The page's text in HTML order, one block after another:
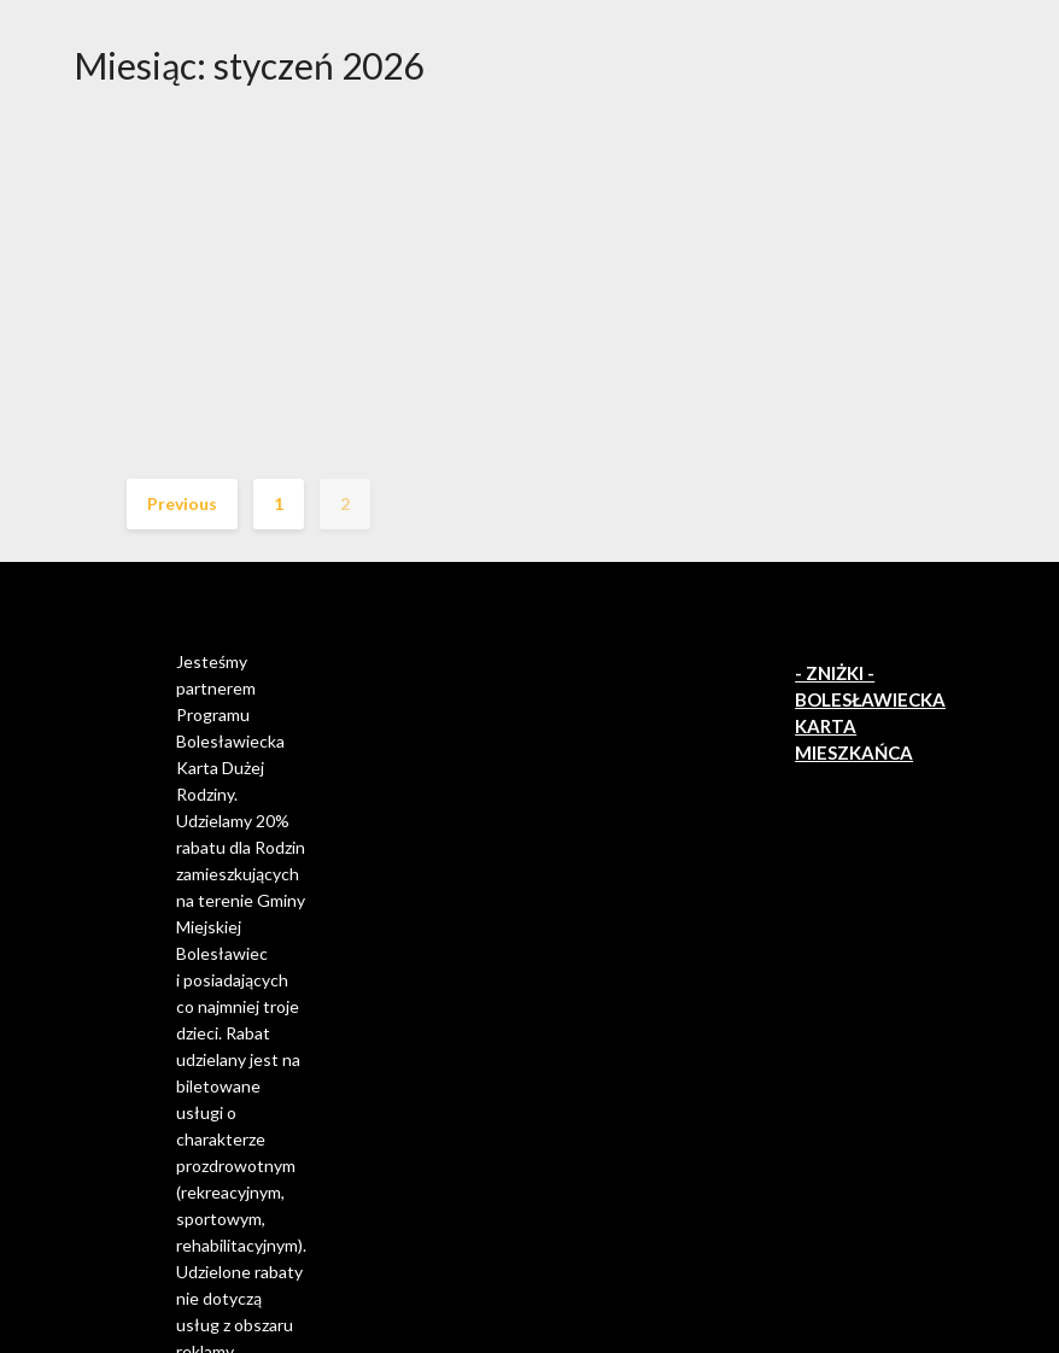
Miesiąc: styczeń 2026
Previous 1 2
Jesteśmy
partnerem
Programu
Bolesławiecka
Karta Dużej
Rodziny.
Udzielamy 20%
rabatu dla Rodzin
zamieszkujących
na terenie Gminy
Miejskiej
Bolesławiec
i posiadających
co najmniej troje
dzieci. Rabat
udzielany jest na
biletowane
usługi o
charakterze
prozdrowotnym
(rekreacyjnym,
sportowym,
rehabilitacyjnym).
Udzielone rabaty
nie dotyczą
usług z obszaru
- ZNIŻKI -
BOLESŁAWIECKA
KARTA
MIESZKAŃCA